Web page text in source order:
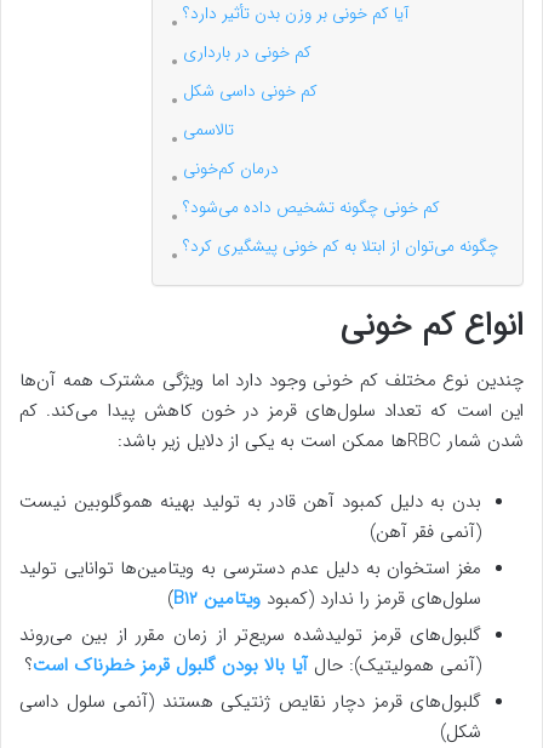
آیا کم خونی بر وزن بدن تأثیر دارد؟
کم خونی در بارداری
کم خونی داسی شکل
تالاسمی
درمان کم‌خونی
کم خونی چگونه تشخیص داده می‌شود؟
چگونه می‌توان از ابتلا به کم خونی پیشگیری کرد؟
انواع کم خونی
چندین نوع مختلف کم خونی وجود دارد اما ویژگی مشترک همه آن‌ها
این است که تعداد سلول‌های قرمز در خون کاهش پیدا می‌کند. کم
شدن شمار RBCها ممکن است به یکی از دلایل زیر باشد:
بدن به دلیل کمبود آهن قادر به تولید بهینه هموگلوبین نیست
(آنمی فقر آهن)
مغز استخوان به دلیل عدم دسترسی به ویتامین‌ها توانایی تولید
سلول‌های قرمز را ندارد (کمبود ویتامین B۱۲
)
گلبول‌های قرمز تولیدشده سریع‌تر از زمان مقرر از بین می‌روند
(آنمی همولیتیک): حالآیا بالا بودن گلبول قرمز خطرناک است؟
گلبول‌های قرمز دچار نقایص ژنتیکی هستند (آنمی سلول داسی
شکل)